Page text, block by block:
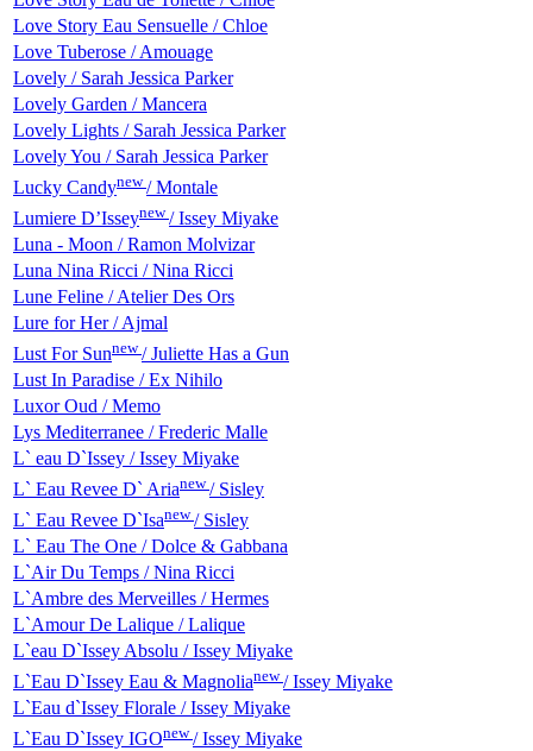
Love Story Eau Sensuelle / Chloe
Love Tuberose / Amouage
Lovely / Sarah Jessica Parker
Lovely Garden / Mancera
Lovely Lights / Sarah Jessica Parker
Lovely You / Sarah Jessica Parker
Lucky Candynew/ Montale
Lumiere D’Isseynew/ Issey Miyake
Luna - Moon / Ramon Molvizar
Luna Nina Ricci / Nina Ricci
Lune Feline / Atelier Des Ors
Lure for Her / Ajmal
Lust For Sunnew/ Juliette Has a Gun
Lust In Paradise / Ex Nihilo
Luxor Oud / Memo
Lys Mediterranee / Frederic Malle
L` eau D`Issey / Issey Miyake
L` Eau Revee D` Arianew/ Sisley
L` Eau Revee D`Isanew/ Sisley
L` Eau The One / Dolce & Gabbana
L`Air Du Temps / Nina Ricci
L`Ambre des Merveilles / Hermes
L`Amour De Lalique / Lalique
L`eau D`Issey Absolu / Issey Miyake
L`Eau D`Issey Eau & Magnolianew/ Issey Miyake
L`Eau d`Issey Florale / Issey Miyake
L`Eau D`Issey IGOnew/ Issey Miyake